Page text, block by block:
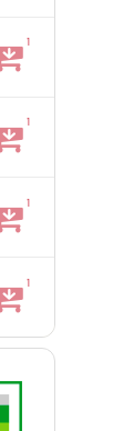
1
1
1
1